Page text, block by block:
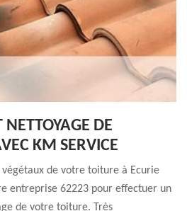
DE
KM SERVICE
de votre toiture à Ecurie
entreprise 62223 pour effectuer un
de votre toiture. Très